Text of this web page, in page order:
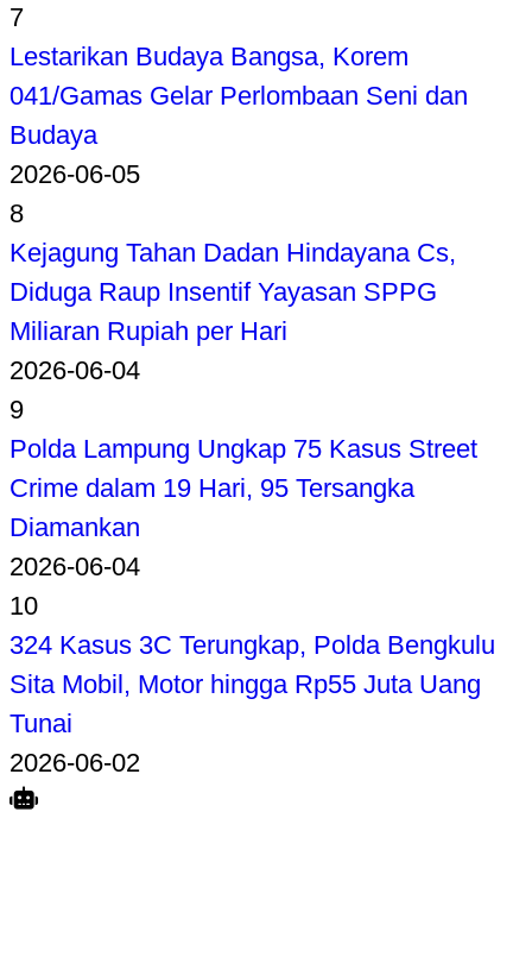
7
Lestarikan Budaya Bangsa, Korem
041/Gamas Gelar Perlombaan Seni dan
Budaya
2026-06-05
8
Kejagung Tahan Dadan Hindayana Cs,
Diduga Raup Insentif Yayasan SPPG
Miliaran Rupiah per Hari
2026-06-04
9
Polda Lampung Ungkap 75 Kasus Street
Crime dalam 19 Hari, 95 Tersangka
Diamankan
2026-06-04
10
324 Kasus 3C Terungkap, Polda Bengkulu
Sita Mobil, Motor hingga Rp55 Juta Uang
Tunai
2026-06-02